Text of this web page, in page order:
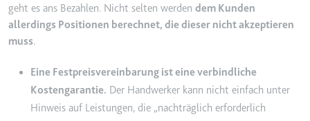
Typ:
HTTP-Cookie
Anbieter:
youtube.com
Zweck:
Benutzereinstellungen beim Abruf
geht es ans Bezahlen. Nicht selten werden dem Kunden
allerdings Positionen berechnet, die dieser nicht akzeptieren
muss.
Eine Festpreisvereinbarung ist eine verbindliche
Kostengarantie. Der Handwerker kann nicht einfach unter
Hinweis auf Leistungen, die „nachträglich erforderlich